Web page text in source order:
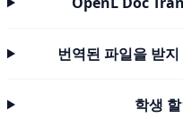
번역된 파일을 받
학생